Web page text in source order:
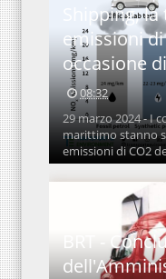
Shipping,
emissioni
occasione
08:32
29 marzo 2024 - I
marittimo stanno
emissioni di CO2
BRT -